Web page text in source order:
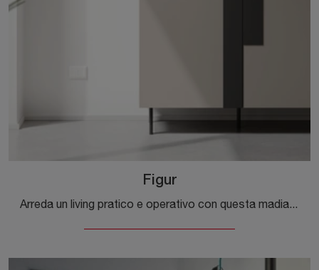
Figur
Arreda un living pratico e operativo con questa madia Figur di Orme: scopri le più belle Madie in melaminico.